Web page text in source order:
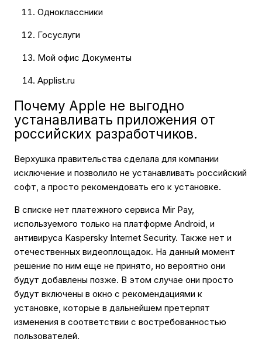
Одноклассники
Госуслуги
Мой офис Документы
Applist.ru
Почему Apple не выгодно
устанавливать приложения от
российских разработчиков.
Верхушка правительства сделала для компании
исключение и позволило не устанавливать российский
софт, а просто рекомендовать его к установке.
В списке нет платежного сервиса Mir Pay,
используемого только на платформе Android, и
антивируса Kaspersky Internet Security. Также нет и
отечественных видеоплощадок. На данный момент
решение по ним еще не принято, но вероятно они
будут добавлены позже. В этом случае они просто
будут включены в окно с рекомендациями к
установке, которые в дальнейшем претерпят
изменения в соответствии с востребованностью
пользователей.